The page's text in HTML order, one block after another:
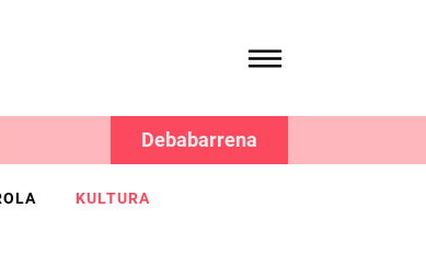
Debabarrena
KULTURA